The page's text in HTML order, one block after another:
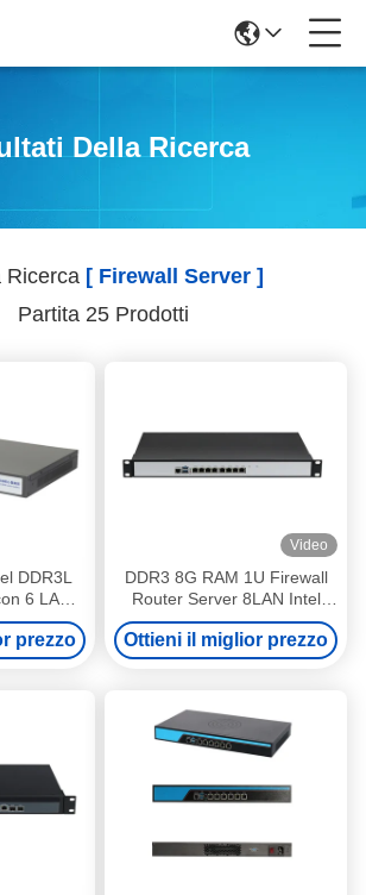
Della Ricerca
Ricerca [ Firewall Server ]
Partita 25 Prodotti
DDR3L
6 LAN
prezzo
Video
DDR3 8G RAM 1U Firewall
Router Server 8LAN Intel
Celeron e serie Core
Ottieni il miglior prezzo